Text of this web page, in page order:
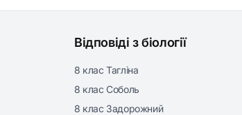
Відповіді з біології
8 клас Тагліна
8 клас Соболь
8 клас Задорожний